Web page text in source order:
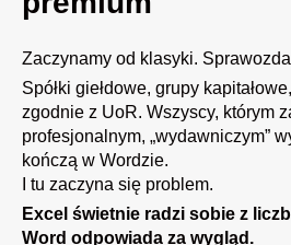
Zaczynamy od klasyki.
Spółki giełdowe, grupy
zgodnie z UoR. Wszyscy, którym
profesjonalnym, „wydawniczym”
kończą w Wordzie.
I tu zaczyna się problem.
Excel świetnie radzi sobie z
Word odpowiada za wygląd.